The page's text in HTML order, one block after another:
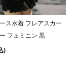
ス水着 フレアスカー
フェミニン 黒
)